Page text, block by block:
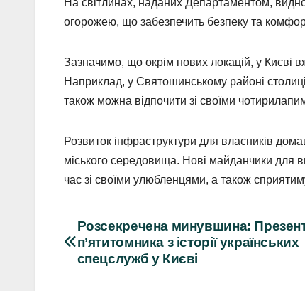
На світлинах, наданих Департаментом,
огорожею, що забезпечить безпеку та
Зазначимо, що окрім нових локацій, у Києві
Наприклад, у Святошинському районі
також можна відпочити зі своїми
Розвиток інфраструктури для власників
міського середовища. Нові майданчики для
час зі своїми улюбленцями, а також
Навігація
записів
Розсекречена минувшина:
п’ятитомника з історії українських
спецслужб у Києві